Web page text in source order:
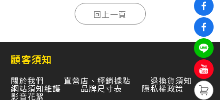
顧客須知
關於我們 直營店、經銷據點 退換貨須知
網站須知維護 品牌尺寸表 隱私權政策
影音花絮